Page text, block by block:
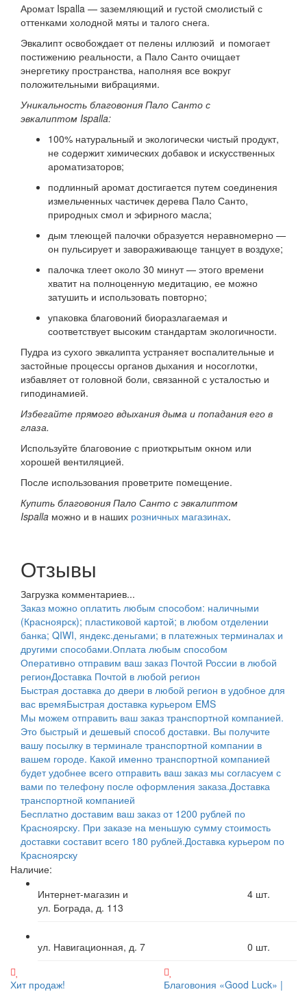
Аромат Ispalla — заземляющий и густой смолистый с
оттенками холодной мяты и талого снега.
Эвкалипт освобождает от пелены иллюзий и помогает
постижению реальности, а Пало Санто очищает
энергетику пространства, наполняя все вокруг
положительными вибрациями.
Уникальность благовония Пало Санто с
эвкалиптом Ispalla:
100% натуральный и экологически чистый продукт,
не содержит химических добавок и искусственных
ароматизаторов;
подлинный аромат достигается путем соединения
измельченных частичек дерева Пало Санто,
природных смол и эфирного масла;
дым тлеющей палочки образуется неравномерно —
он пульсирует и завораживающе танцует в воздухе;
палочка тлеет около 30 минут — этого времени
хватит на полноценную медитацию, ее можно
затушить и использовать повторно;
упаковка благовоний биоразлагаемая и
соответствует высоким стандартам экологичности.
Пудра из сухого эвкалипта устраняет воспалительные и
застойные процессы органов дыхания и носоглотки,
избавляет от головной боли, связанной с усталостью и
гиподинамией.
Избегайте прямого вдыхания дыма и попадания его в
глаза.
Используйте благовоние с приоткрытым окном или
хорошей вентиляцией.
После использования проветрите помещение.
Купить благовония Пало Санто с эвкалиптом
Ispalla можно и в наших розничных магазинах.
Отзывы
Загрузка комментариев...
Заказ можно оплатить любым способом: наличными
(Красноярск); пластиковой картой; в любом отделении
банка; QIWI, яндекс.деньгами; в платежных терминалах и
другими способами.Оплата любым способом
Оперативно отправим ваш заказ Почтой России в любой
регионДоставка Почтой в любой регион
Быстрая доставка до двери в любой регион в удобное для
вас времяБыстрая доставка курьером EMS
Мы можем отправить ваш заказ транспортной компанией.
Это быстрый и дешевый способ доставки. Вы получите
вашу посылку в терминале транспортной компании в
вашем городе. Какой именно транспортной компанией
будет удобнее всего отправить ваш заказ мы согласуем с
вами по телефону после оформления заказа.Доставка
транспортной компанией
Бесплатно доставим ваш заказ от 1200 рублей по
Красноярску. При заказе на меньшую сумму стоимость
доставки составит всего 180 рублей.Доставка курьером по
Красноярску
Наличие:
Интернет-магазин и
ул. Бограда, д. 113
4 шт.
ул. Навигационная, д. 7 0 шт.
Хит продаж!
Благовония «Good Luck» |